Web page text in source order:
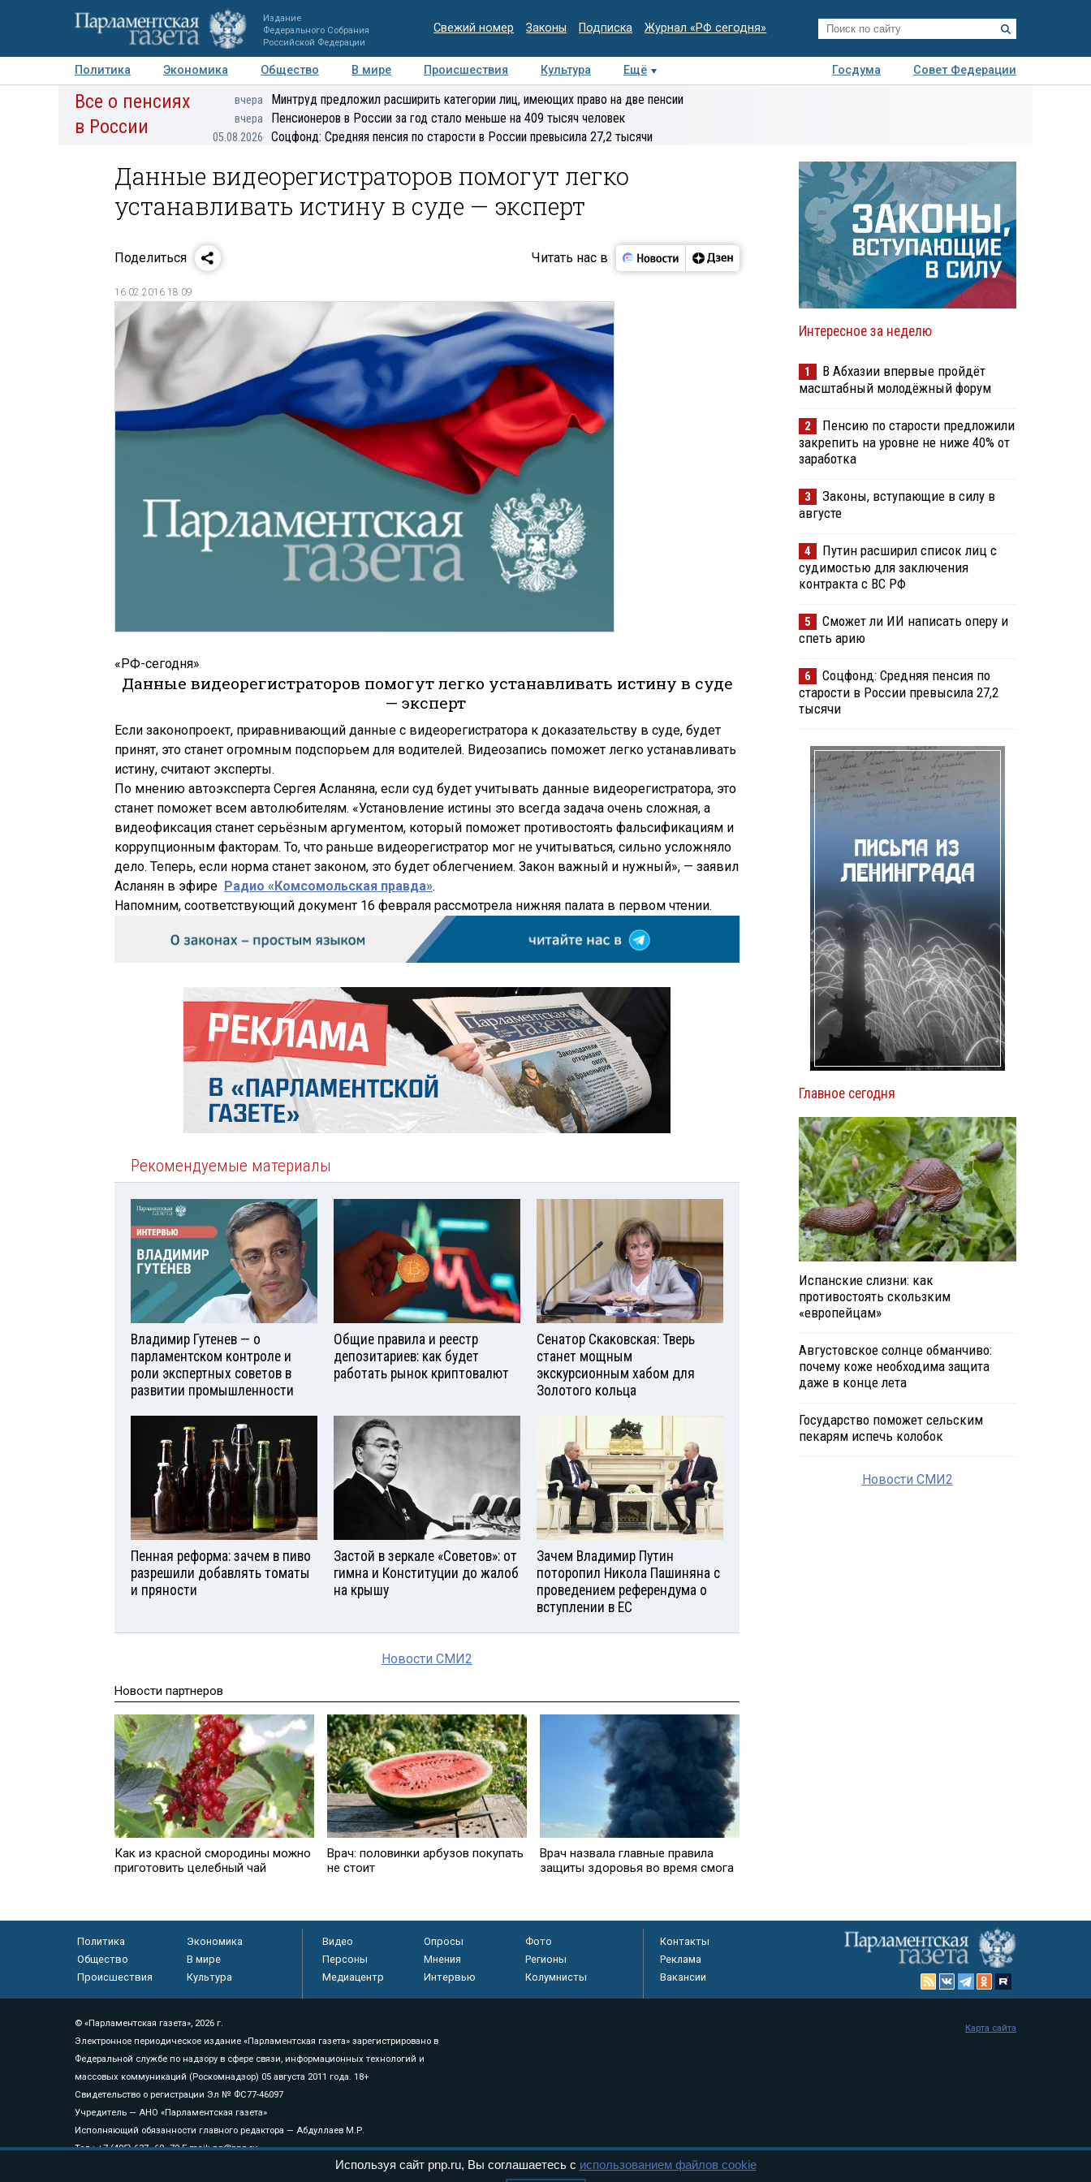
Издание
Федерального Собрания
Российской Федерации
Свежий номер Законы Подписка Журнал «РФ сегодня»
Политика Экономика Общество В мире Происшествия Культура Ещё Госдума
Совет Федерации
Авторы Персоны Мнения Регионы Медиацентр Интервью Колумнисты
Деловая
Все о пенсиях
в России
вчера Минтруд предложил расширить категории лиц, имеющих право на две пенсии
вчера Пенсионеров в России за год стало меньше на 409 тысяч человек
05.08.2026 Соцфонд: Средняя пенсия по старости в России превысила 27,2 тысячи
Данные видеорегистраторов помогут легко
устанавливать истину в суде — эксперт
Поделиться Читать нас в
16.02.2016 18:09
«РФ-сегодня»
Данные видеорегистраторов помогут легко устанавливать истину в суде
— эксперт
Если законопроект, приравнивающий данные с видеорегистратора к доказательству в суде, будет
принят, это станет огромным подспорьем для водителей. Видеозапись поможет легко устанавливать
истину, считают эксперты.
По мнению автоэксперта Сергея Асланяна, если суд будет учитывать данные видеорегистратора, это
станет поможет всем автолюбителям. «Установление истины это всегда задача очень сложная, а
видеофиксация станет серьёзным аргументом, который поможет противостоять фальсификациям и
коррупционным факторам. То, что раньше видеорегистратор мог не учитываться, сильно усложняло
дело. Теперь, если норма станет законом, это будет облегчением. Закон важный и нужный», — заявил
Асланян в эфире Радио «Комсомольская правда».
Напомним, соответствующий документ 16 февраля рассмотрела нижняя палата в первом чтении.
Рекомендуемые материалы
Владимир Гутенев — о
парламентском контроле и
роли экспертных советов в
развитии промышленности
Общие правила и реестр
депозитариев: как будет
работать рынок криптовалют
Сенатор Скаковская: Тверь
станет мощным
экскурсионным хабом для
Золотого кольца
Пенная реформа: зачем в пиво
разрешили добавлять томаты
и пряности
Застой в зеркале «Советов»: от
гимна и Конституции до жалоб
на крышу
Зачем Владимир Путин
поторопил Никола Пашиняна с
проведением референдума о
вступлении в ЕС
Новости СМИ2
Новости партнеров
Как из красной смородины можно
приготовить целебный чай
Врач: половинки арбузов покупать
не стоит
Врач назвала главные правила
защиты здоровья во время смога
Интересное за неделю
1
В Абхазии впервые пройдёт
масштабный молодёжный форум
2
Пенсию по старости предложили
закрепить на уровне не ниже 40% от
заработка
3
Законы, вступающие в силу в
августе
4
Путин расширил список лиц с
судимостью для заключения
контракта с ВС РФ
5
Сможет ли ИИ написать оперу и
спеть арию
6
Соцфонд: Средняя пенсия по
старости в России превысила 27,2
тысячи
Главное сегодня
Испанские слизни: как
противостоять скользким
«европейцам»
Августовское солнце обманчиво:
почему коже необходима защита
даже в конце лета
Государство поможет сельским
пекарям испечь колобок
Новости СМИ2
Политика
Экономика
Общество
В мире
Происшествия
Культура
Видео Опросы
Фото
Персоны
Мнения
Регионы
Медиацентр
Интервью Колумнисты
Контакты
Реклама
Вакансии
© «Парламентская газета», 2026 г.
Электронное периодическое издание «Парламентская газета» зарегистрировано в
Федеральной службе по надзору в сфере связи, информационных технологий и
массовых коммуникаций (Роскомнадзор) 05 августа 2011 года. 18+
Свидетельство о регистрации Эл № ФС77-46097
Учредитель — АНО «Парламентская газета»
Исполняющий обязанности главного редактора — Абдуллаев М.Р.
Тел.: +7 (495) 637–69–79 E-mail:pg@pnp.ru
«Парламентская газета» - официальное еженедельное издание Федерального Собрания РФ. Издается с 1997 года. Учредители газеты - Государственная Дума и Совет Федерации РФ. Официальный публикатор
Карта сайта
Используя сайт pnp.ru, Вы соглашаетесь с использованием файлов cookie